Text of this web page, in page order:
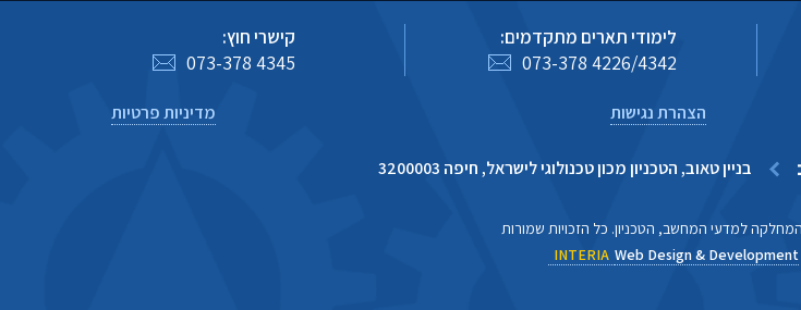
לימודי תארים מתקדמים:
073-378 4226/4342
קישרי חוץ:
073-378 4345
הצהרת נגישות מדיניות פרטיות
בניין טאוב, הטכניון מכון טכנולוגי לישראל, חיפה 3200003
INTERIA Web Design & Development